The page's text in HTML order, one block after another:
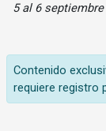
5 al 6
Contenido
requiere registro